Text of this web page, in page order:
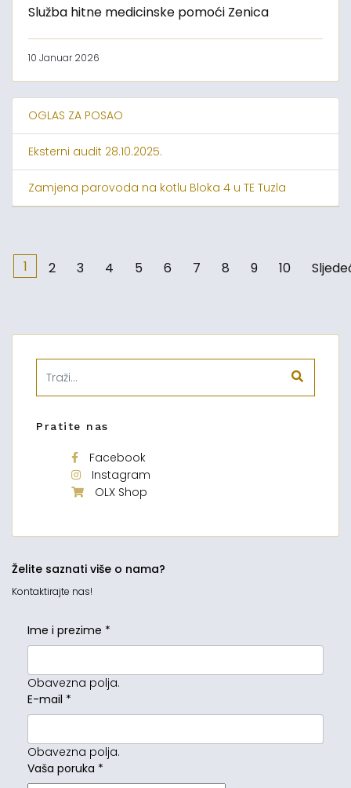
Služba hitne medicinske pomoći Zenica
10 Januar 2026
OGLAS ZA POSAO
Eksterni audit 28.10.2025.
Zamjena parovoda na kotlu Bloka 4 u TE Tuzla
1 2 3 4 5 6 7 8 9 10
Pratite nas
Facebook
Instagram
OLX Shop
Želite saznati više o nama?
Kontaktirajte nas!
Ime i prezime *
Obavezna polja.
E-mail *
Obavezna polja.
Vaša poruka *